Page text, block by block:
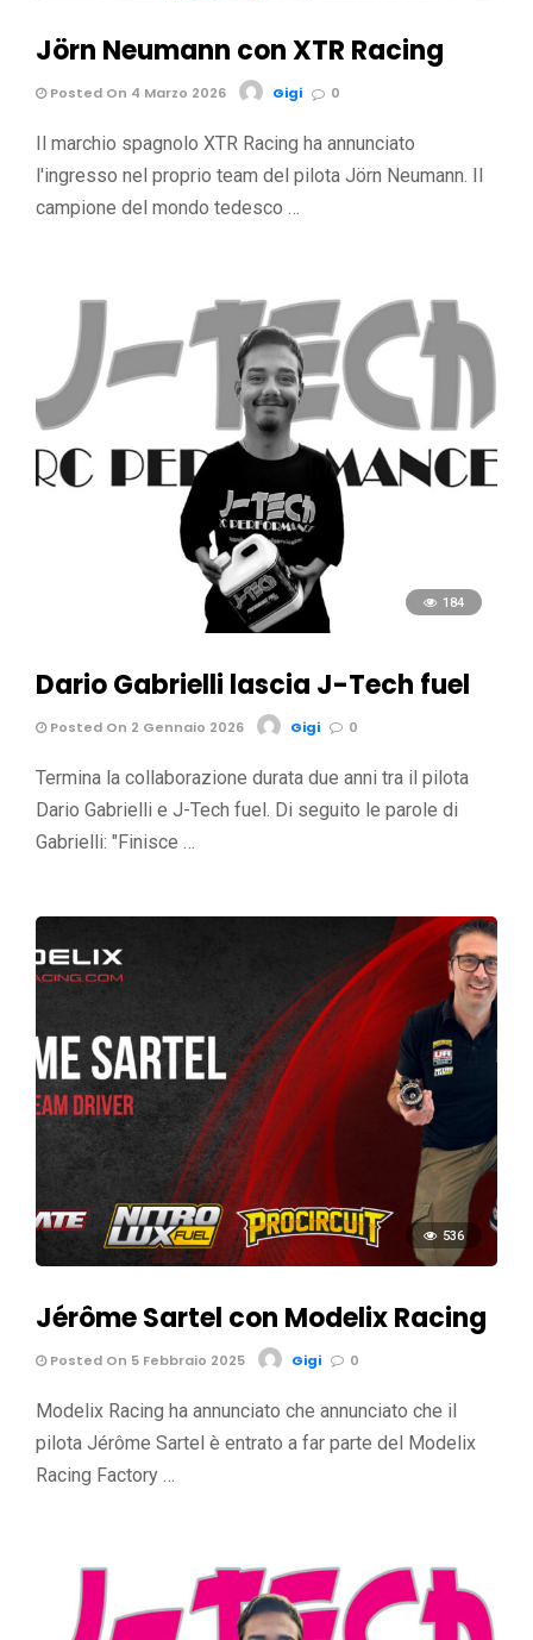
Jörn Neumann con XTR Racing
Posted On 4 Marzo 2026 Gigi 0
Il marchio spagnolo XTR Racing ha annunciato
l'ingresso nel proprio team del pilota Jörn Neumann. Il
campione del mondo tedesco …
184
Dario Gabrielli lascia J-Tech fuel
Posted On 2 Gennaio 2026 Gigi 0
Termina la collaborazione durata due anni tra il pilota
Dario Gabrielli e J-Tech fuel. Di seguito le parole di
Gabrielli: "Finisce …
536
Jérôme Sartel con Modelix Racing
Posted On 5 Febbraio 2025 Gigi 0
Modelix Racing ha annunciato che annunciato che il
pilota Jérôme Sartel è entrato a far parte del Modelix
Racing Factory …